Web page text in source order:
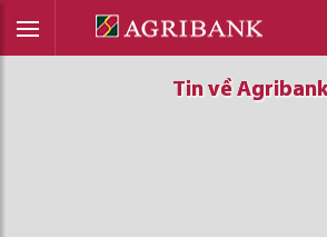
Tin về
Tin về
Tin về